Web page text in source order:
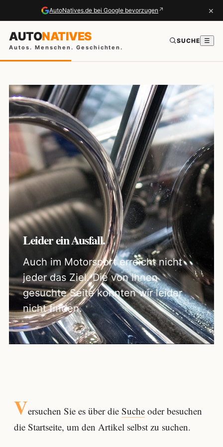
AutoNatives.de bei Google bevorzugen ↗ ×
AUTONATIVES
Autos. Menschen. Geschichten.
SUCHE ☰
Leider ein Ausfall.
Auch im Motorsport erreicht nicht
jeder das Ziel. Die von Ihnen
gesuchte Seite konnten wir leider
nicht finden.
Versuchen Sie es über die Sucheoder besuchen
die Startseite, um den Artikel selbst zu suchen.